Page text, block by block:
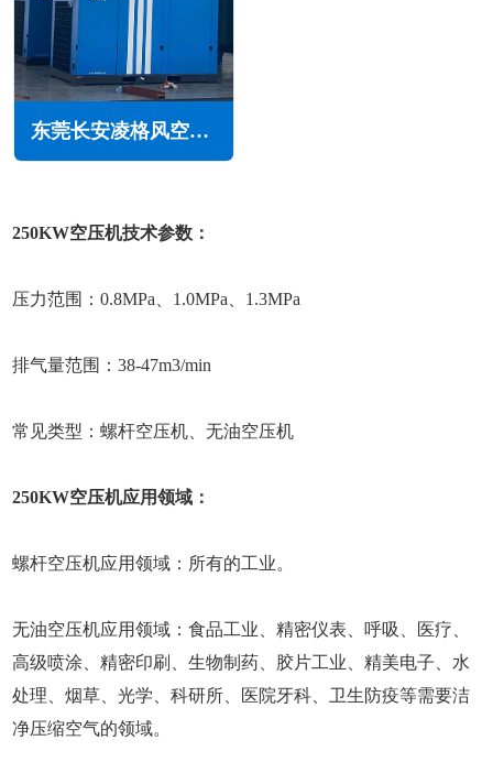
东莞长安凌格风空压机维修保养售后服务电话
250KW空压机技术参数：
压力范围：0.8MPa、1.0MPa、1.3MPa
排气量范围：38-47m3/min
常见类型：螺杆空压机、无油空压机
250KW空压机应用领域：
螺杆空压机应用领域：所有的工业。
无油空压机应用领域：食品工业、精密仪表、呼吸、医疗、
高级喷涂、精密印刷、生物制药、胶片工业、精美电子、水
处理、烟草、光学、科研所、医院牙科、卫生防疫等需要洁
净压缩空气的领域。